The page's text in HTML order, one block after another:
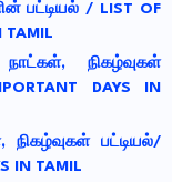
பட்டியல் / LIST OF
TAMIL
நிகழ்வுகள்
DAYS IN
பட்டியல்/
IN TAMIL